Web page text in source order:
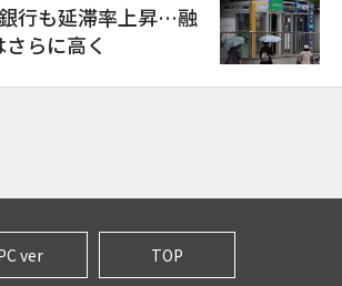
行も延滞率上昇…融
らに高く
ver TOP